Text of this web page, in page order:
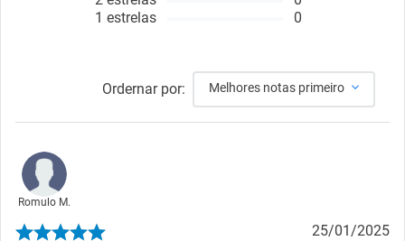
1 estrelas
0
Ordernar por: Melhores notas primeiro
Romulo M.
25/01/2025